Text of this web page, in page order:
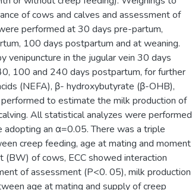
of cows and calves and assessment of
performed at 30 days pre-partum,
100 days postpartum and at weaning.
venipuncture in the jugular vein 30 days
100 and 240 days postpartum, for further
(NEFA), β- hydroxybutyrate (β-OHB),
to estimate the milk production of
All statistical analyzes were performed
adopting an α=0.05. There was a triple
creep feeding, age at mating and moment
of cows, ECC showed interaction
of assessment (P<0. 05), milk production
age at mating and supply of creep